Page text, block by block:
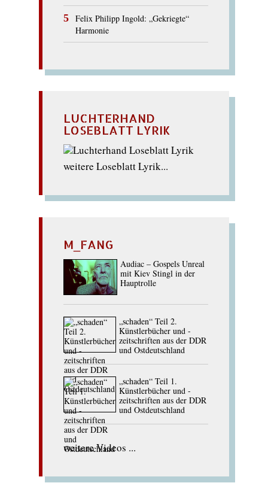
Felix Philipp Ingold: „Gekriegte“
Harmonie
LUCHTERHAND
LOSEBLATT LYRIK
weitere Loseblatt Lyrik...
M_FANG
Audiac – Gospels Unreal
mit Kiev Stingl in der
Hauptrolle
„schaden“ Teil 2.
Künstlerbücher und -
zeitschriften aus der DDR
und Ostdeutschland
„schaden“ Teil 1.
Künstlerbücher und -
zeitschriften aus der DDR
und Ostdeutschland
weitere Videos ...